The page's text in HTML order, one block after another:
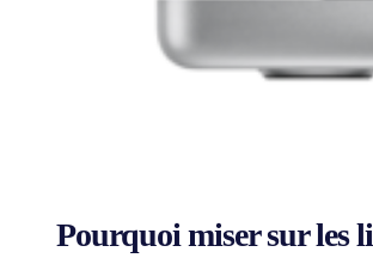
Pourquoi miser sur les